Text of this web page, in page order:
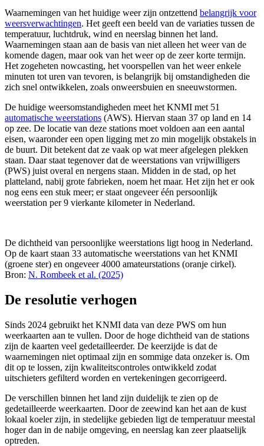
Waarnemingen van het huidige weer zijn ontzettend belangrijk voor
weersverwachtingen. Het geeft een beeld van de variaties tussen de
temperatuur, luchtdruk, wind en neerslag binnen het land.
Waarnemingen staan aan de basis van niet alleen het weer van de
komende dagen, maar ook van het weer op de zeer korte termijn.
Het zogeheten nowcasting, het voorspellen van het weer enkele
minuten tot uren van tevoren, is belangrijk bij omstandigheden die
zich snel ontwikkelen, zoals onweersbuien en sneeuwstormen.
De huidige weersomstandigheden meet het KNMI met 51
automatische weerstations (AWS). Hiervan staan 37 op land en 14
op zee. De locatie van deze stations moet voldoen aan een aantal
eisen, waaronder een open ligging met zo min mogelijk obstakels in
de buurt. Dit betekent dat ze vaak op wat meer afgelegen plekken
staan. Daar staat tegenover dat de weerstations van vrijwilligers
(PWS) juist overal en nergens staan. Midden in de stad, op het
platteland, nabij grote fabrieken, noem het maar. Het zijn het er ook
nog eens een stuk meer; er staat ongeveer één persoonlijk
weerstation per 9 vierkante kilometer in Nederland.
De dichtheid van persoonlijke weerstations ligt hoog in Nederland.
Op de kaart staan 33 automatische weerstations van het KNMI
(groene ster) en ongeveer 4000 amateurstations (oranje cirkel).
Bron: N. Rombeek et al. (2025)
De resolutie verhogen
Sinds 2024 gebruikt het KNMI data van deze PWS om hun
weerkaarten aan te vullen. Door de hoge dichtheid van de stations
zijn de kaarten veel gedetailleerder. De keerzijde is dat de
waarnemingen niet optimaal zijn en sommige data onzeker is. Om
dit op te lossen, zijn kwaliteitscontroles ontwikkeld zodat
uitschieters gefilterd worden en vertekeningen gecorrigeerd.
De verschillen binnen het land zijn duidelijk te zien op de
gedetailleerde weerkaarten. Door de zeewind kan het aan de kust
lokaal koeler zijn, in stedelijke gebieden ligt de temperatuur meestal
hoger dan in de nabije omgeving, en neerslag kan zeer plaatselijk
optreden.